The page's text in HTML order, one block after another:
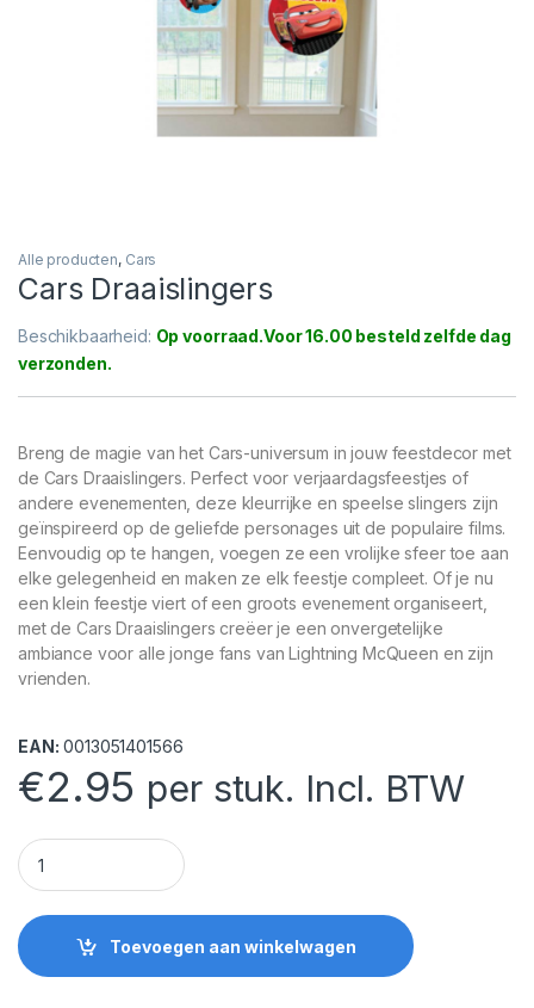
Alle producten, Cars
Cars Draaislingers
Beschikbaarheid: Op voorraad
Breng de magie van het Cars-universum in jouw feestdecor met
de Cars Draaislingers. Perfect voor verjaardagsfeestjes of
andere evenementen, deze kleurrijke en speelse slingers zijn
geïnspireerd op de geliefde personages uit de populaire films.
Eenvoudig op te hangen, voegen ze een vrolijke sfeer toe aan
elke gelegenheid en maken ze elk feestje compleet. Of je nu
een klein feestje viert of een groots evenement organiseert,
met de Cars Draaislingers creëer je een onvergetelijke
ambiance voor alle jonge fans van Lightning McQueen en zijn
vrienden.
EAN: 0013051401566
€2.95 per stuk. Incl. BTW
Cars Draaislingers quantity
Toevoegen aan winkelwagen